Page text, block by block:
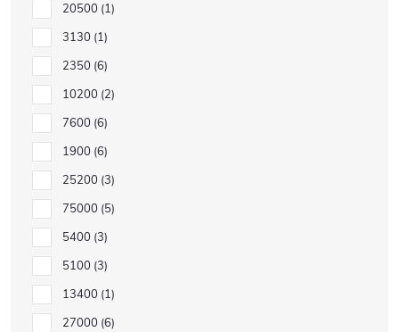
20500 1
3130 1
2350 6
10200 2
7600 6
1900 6
25200 3
75000 5
5400 3
5100 3
13400 1
27000 6